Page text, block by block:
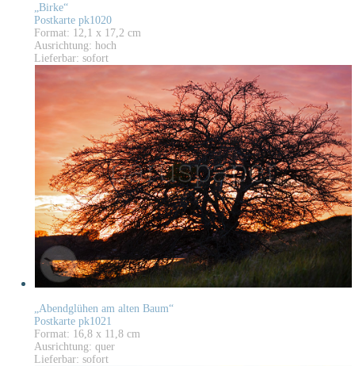
„Birke“
Postkarte pk1020
Format: 12,1 x 17,2 cm
Ausrichtung: hoch
Lieferbar: sofort
„Abendglühen am alten Baum“
Postkarte pk1021
Format: 16,8 x 11,8 cm
Ausrichtung: quer
Lieferbar: sofort